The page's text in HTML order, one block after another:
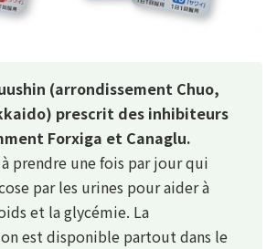
(arrondissement Chuo,
prescrit des inhibiteurs
Forxiga et Canaglu.
prendre une fois par jour qui
par les urines pour aider à
et la glycémie. La
est disponible partout dans le